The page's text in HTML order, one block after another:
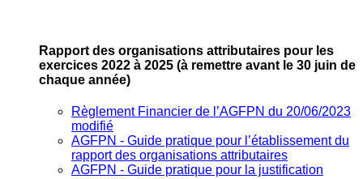
Rapport des organisations attributaires pour les
exercices 2022 à 2025 (à remettre avant le 30 juin de
chaque année)
Règlement Financier de l’AGFPN du 20/06/2023
modifié
AGFPN ‐ Guide pratique pour l’établissement du
rapport des organisations attributaires
AGFPN ‐ Guide pratique pour la justification